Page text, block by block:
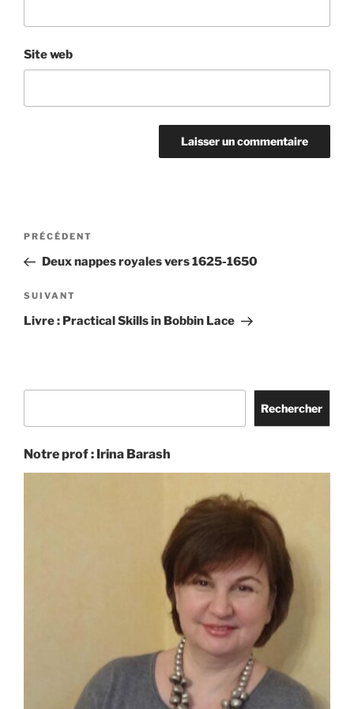
Site web
Navigation
l’article
Article
précédent
PRÉCÉDENT
Deux nappes royales vers 1625-1650
Article
suivant
SUIVANT
Livre : Practical Skills in Bobbin Lace
Rechercher
Notre prof : Irina Barash